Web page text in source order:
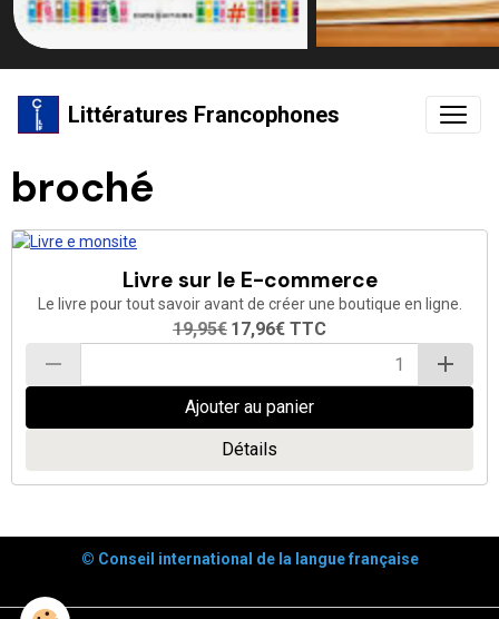
Littératures Francophones
broché
Livre sur le E-commerce
Le livre pour tout savoir avant de créer une boutique en ligne.
19,95€ 17,96€ TTC
Ajouter au panier
Détails
© Conseil international de la langue française